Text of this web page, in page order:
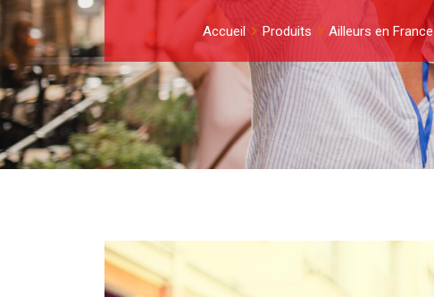
Accueil Produits Ailleurs en France